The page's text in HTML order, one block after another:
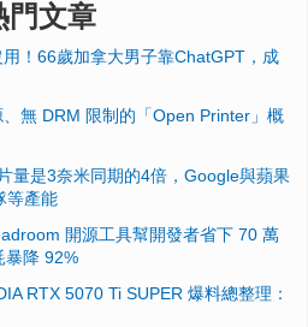
門文章
！66歲加拿大男子靠ChatGPT，成
無 DRM 限制的「Open Printer」概
量是3奈米同期的4倍，Google與蘋果
等產能
開源工具幫開發者省下 70 萬
暴降 92%
RTX 5070 Ti SUPER 爆料總整理：